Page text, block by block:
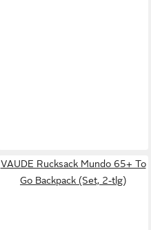
VAUDE Rucksack Mundo 65+ To
Go Backpack (Set, 2-tlg)